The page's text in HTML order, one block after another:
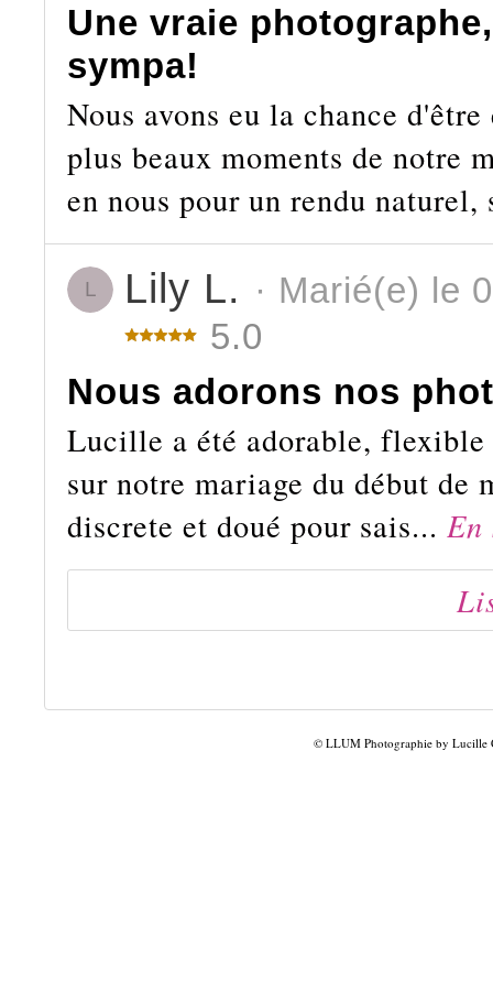
Une vraie
sympa!
Nous avons eu la chance
plus beaux moments de notre
en nous pour un rendu naturel,
L Lily L. · Marié(e) le
5.0
Nous adorons nos
Lucille a été adorable,
sur notre mariage du début de
discrete et doué pour sais... En
© LLUM Photographie by Lucille